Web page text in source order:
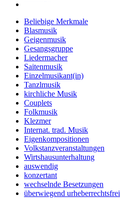
Beliebige Merkmale
Blasmusik
Geigenmusik
Gesangsgruppe
Liedermacher
Saitenmusik
Einzelmusikant(in)
Tanzlmusik
kirchliche Musik
Couplets
Folkmusik
Klezmer
Internat. trad. Musik
Eigenkompositionen
Volkstanzveranstaltungen
Wirtshausunterhaltung
auswendig
konzertant
wechselnde Besetzungen
überwiegend urheberrechtsfrei